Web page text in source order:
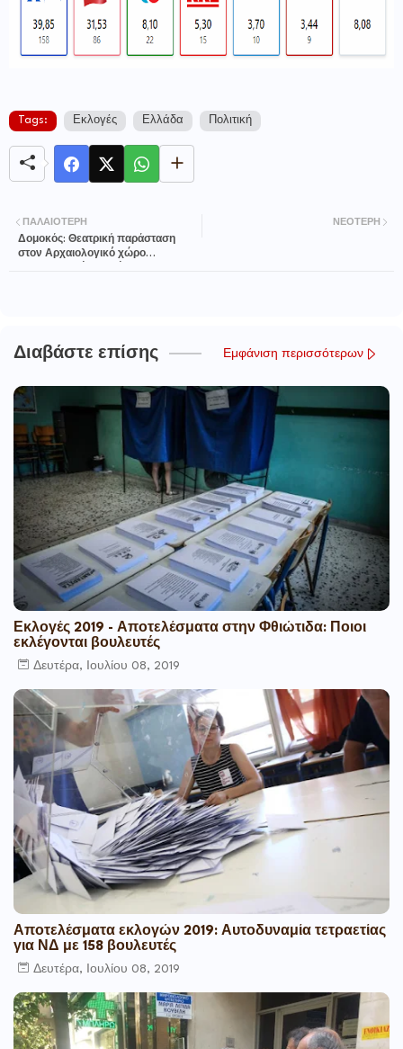
Tags: Εκλογές Ελλάδα Πολιτική
ΝΕΌΤΕΡΗ
ΠΑΛΑΙΌΤΕΡΗ
Δομοκός: Θεατρική παράσταση
στον Αρχαιολογικό χώρο
Διαβάστε επίσης Εμφάνιση περισσότερων
Εκλογές 2019 - Αποτελέσματα στην Φθιώτιδα: Ποιοι
εκλέγονται βουλευτές
Δευτέρα, Ιουλίου 08, 2019
Αποτελέσματα εκλογών 2019: Αυτοδυναμία τετραετίας
για ΝΔ με 158 βουλευτές
Δευτέρα, Ιουλίου 08, 2019